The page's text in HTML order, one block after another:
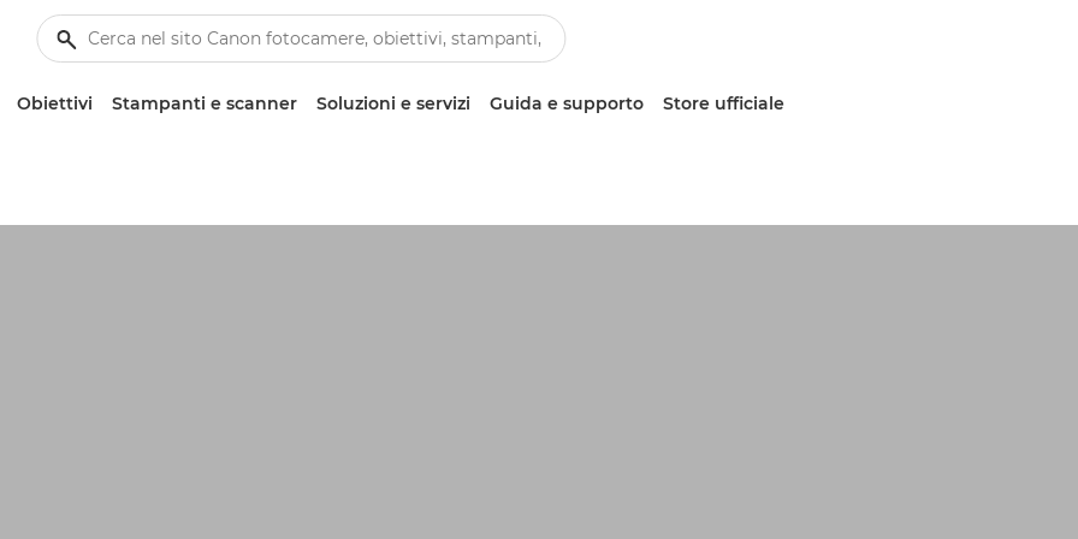
Obiettivi Stampanti e scanner Soluzioni e servizi Guida e supporto Store ufficiale